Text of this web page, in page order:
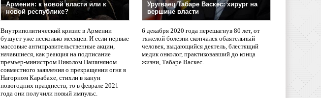
Армения: к новой власти или к
новой республике?
Внутриполитический кризис в Армении
бушует уже несколько месяцев. И если первые
массовые антиправительственные акции,
начавшиеся, как реакция на подписание
премьер-министром Николом Пашиняном
совместного заявления о прекращении огня в
Нагорном Карабахе, стихли в канун
новогодних празднеств, то в феврале 2021
года они получили новый импульс.
Уругваец Табаре Васкес: хирург на
вершине власти
6 декабря 2020 года перешагнув 80 лет, от
тяжелой болезни скончался обаятельный
человек, выдающийся деятель, блестящий
медик онколог, практиковавший до конца
жизни, Табаре Васкес.